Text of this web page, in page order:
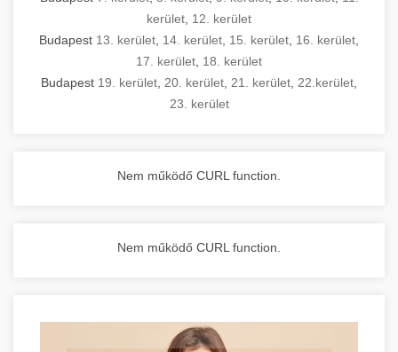
kerület 12. kerület
Budapest 13. kerület 14. kerület 15. kerület 16. kerület
17. kerület 18. kerület
Budapest 19. kerület 20. kerület 21. kerület 22.kerület
23. kerület
Nem működő CURL function.
Nem működő CURL function.